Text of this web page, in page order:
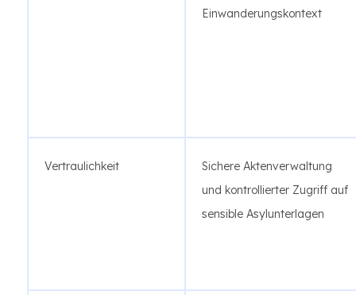
Einwanderungskontext
Vertraulichkeit
Sichere Aktenverwaltung
und kontrollierter Zugriff auf
sensible Asylunterlagen